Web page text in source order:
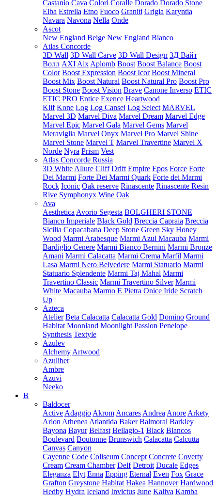
Castanio Cava Colori Coralle Dorado Dorado Stone
Elba Estrella Etno Fuoco Graniti Grigia Karyntia
Navara Navona Nella Onde
Ascot
New England Beige New England Bianco
Atlas Concorde
3D Wall 3D Wall Carve 3D Wall Design 3Д Вайт
Волл AXI Aix Aplomb Boost Boost Balance Boost
Color Boost Expression Boost Icor Boost Mineral
Boost Mix Boost Natural Boost Natural Pro Boost Pro
Boost Stone Boost Vision Brave Canone Inverso ETIC
ETIC PRO Entice Exence Heartwood
Klif Kone Log Log Cansei Log Select MARVEL
Marvel 3D Marvel Diva Marvel Dream Marvel Edge
Marvel Epic Marvel Gala Marvel Gems Marvel
Meraviglia Marvel Onyx Marvel Pro Marvel Shine
Marvel Stone Marvel T Marvel Travertine Marvel X
Norde Nyra Prism Vest
Atlas Concorde Russia
3D White Allure Cliff Drift Empire Epos Force Forte
Dei Marmi Forte Dei Marmi Quark Forte dei Marmi
Rock Iconic Oak reserve Rinascente Rinascente Resin
Rive Symphonyx Wine Oak
Ava
Aesthetica Avorio Segesta BOLGHERI STONE
Bianco Imperiale Black Gold Breccia Capraia Breccia
Sicilia Copacabana Deep Stone Green Sky Honey
Wood Marmi Arabesque Marmi Azul Macauba Marmi
Bardiglio Cenere Marmi Bianco Bernini Marmi Bronze
Amani Marmi Calacatta Marmi Crema Marfil Marmi
Lasa Marmi Nero Belvedere Marmi Statuario Marmi
Statuario Splendente Marmi Taj Mahal Marmi
Travertino Classic Marmi Travertino Silver Marmi
White Macauba Marmo E Pietra Onice Iride Scratch
Up
Azteca
Atelier Beta Calacatta Calacatta Gold Domino Ground
Habitat Moonland Moonlight Passion Penelope
Synthesis Textyle
Azulev
Alchemy Artwood
Azuliber
Ambre
Azuvi
Neeko
B
Baldocer
Active Adaggio Akrom Ancares Andrea Anore Arkety
Arlon Athenea Atlantida Baker Balmoral Barkley
Bayona Bayur Belfast Bellagio-1 Black Blancos
Boulevard Boutonne Brunswich Calacatta Calcutta
Canvas Canyon
Cayenne Code Coliseum Concept Concrete Coverty
Cream Cream Chamber Delf Detroit Ducale Edges
Eleganza Elyt Enna Epping Eternal Even Fox Grace
Grafton Greystone Habitat Hakea Hannover Hardwood
Hedby Hydra Iceland Invictus June Kaliva Kamba